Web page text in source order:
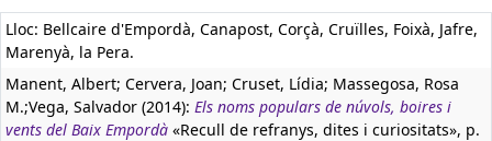
Lloc: Bellcaire d'Empordà, Canapost, Corçà, Cruïlles, Foixà, Jafre,
Marenyà, la Pera.
Manent, Albert; Cervera, Joan; Cruset, Lídia; Massegosa, Rosa
M.;Vega, Salvador (2014): Els noms populars de núvols, boires i
vents del Baix Empordà «Recull de refranys, dites i curiositats», p.